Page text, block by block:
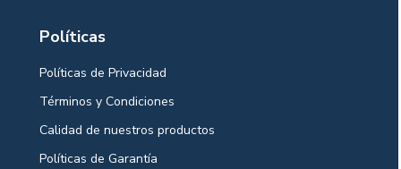
Políticas
Políticas de Privacidad
Términos y Condiciones
Calidad de nuestros productos
Políticas de Garantía